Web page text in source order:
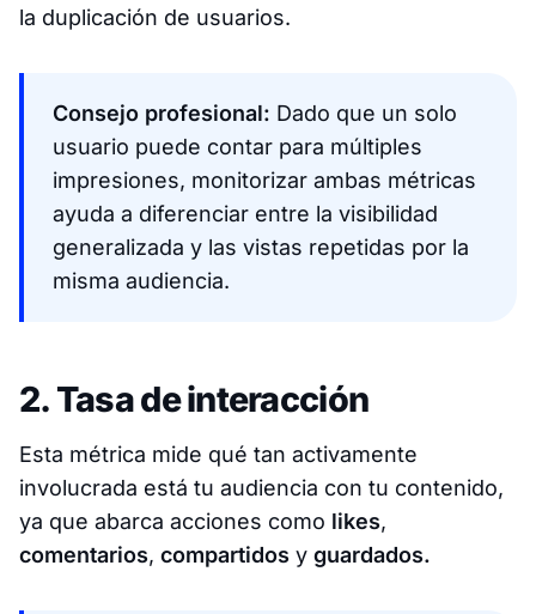
la duplicación de usuarios.
Consejo profesional: Dado que un solo
usuario puede contar para múltiples
impresiones, monitorizar ambas métricas
ayuda a diferenciar entre la visibilidad
generalizada y las vistas repetidas por la
misma audiencia.​
2. Tasa de interacción
Esta métrica mide qué tan activamente
involucrada está tu audiencia con tu contenido,
ya que abarca acciones como likes,
comentarios, compartidos y guardados.